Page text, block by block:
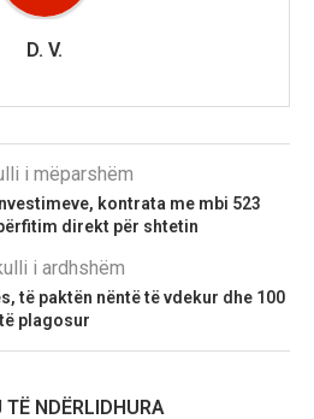
D. V.
i mëparshëm
kontrata me mbi 523
direkt për shtetin
i ardhshëm
të paktën nëntë të vdekur dhe 100
të plagosur
TË NDËRLIDHURA